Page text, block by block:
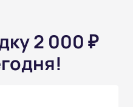
2 000 ₽